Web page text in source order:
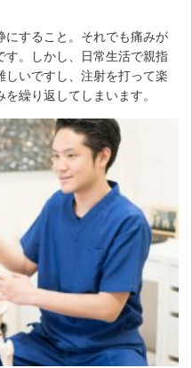
にすること。それでも痛みが
す。しかし、日常生活で親指
しいですし、注射を打って楽
繰り返してしまいます。